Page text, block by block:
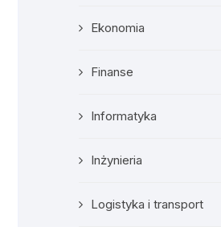
Ekonomia
Finanse
Informatyka
Inżynieria
Logistyka i transport